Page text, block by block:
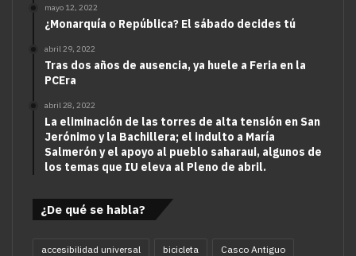
mayo 12, 2022
¿Monarquía o República? El sábado decides tú
abril 29, 2022
Tras dos años de ausencia, ya huele a Feria en la
PCEra
abril 28, 2022
La eliminación de las torres de alta tensión en San
Jerónimo y la Bachillera; el indulto a María
Salmerón y el apoyo al pueblo saharaui, algunos de
los temas que IU eleva al Pleno de abril.
¿De qué se habla?
accesibilidad universal bicicleta Casco Antiguo